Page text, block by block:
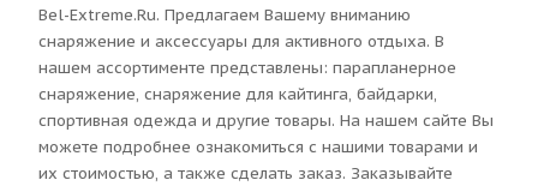
Bel-Extreme.Ru. Предлагаем Вашему вниманию
снаряжение и аксессуары для активного отдыха. В
нашем ассортименте представлены: парапланерное
снаряжение, снаряжение для кайтинга, байдарки,
спортивная одежда и другие товары. На нашем сайте Вы
можете подробнее ознакомиться с нашими товарами и
их стоимостью, а также сделать заказ. Заказывайте